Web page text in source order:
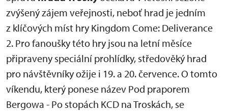
zvýšený zájem veřejnosti, neboť hrad je jedním
z klíčových míst hry Kingdom Come: Deliverance
2. Pro fanoušky této hry jsou na letní měsíce
připraveny speciální prohlídky, středověký hrad
pro návštěvníky ožije i 19. a 20. července. O tomto
víkendu, který ponese název Pod praporem
Bergowa - Po stopách KCD na Troskách, se